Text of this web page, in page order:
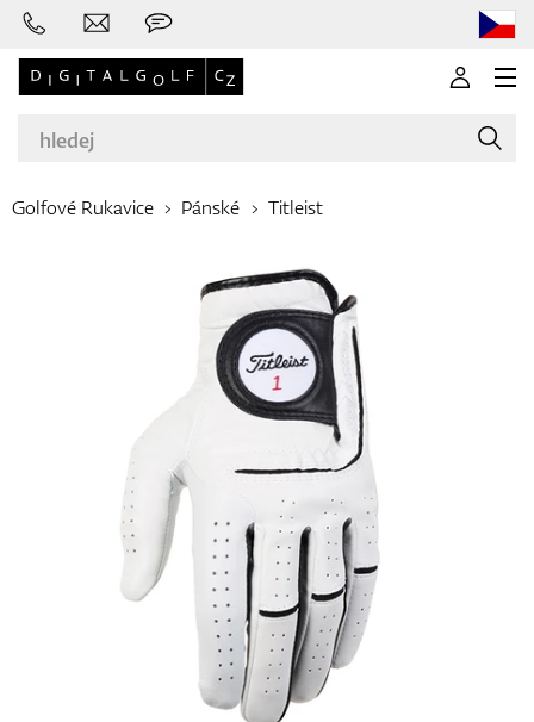
Golfové hole
Oblečení
Boty
Rukavice
Golfové Rukavice Pánské Titleist